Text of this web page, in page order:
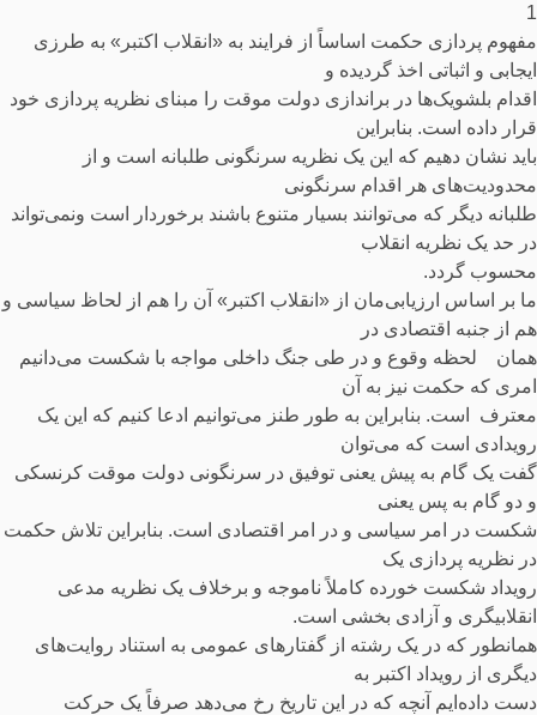
1
مفهوم پردازی حکمت اساساً از فرایند به «انقلاب اکتبر» به طرزی
ایجابی و اثباتی اخذ گردیده و
اقدام بلشویک‌ها در براندازی دولت موقت را مبنای نظریه پردازی خود
قرار داده است. بنابراین
باید نشان دهیم که این یک نظریه سرنگونی طلبانه است و از
محدودیت‌های هر اقدام سرنگونی
طلبانه دیگر که می‌توانند بسیار متنوع باشند برخوردار است ونمی‌تواند
در حد یک نظریه انقلاب
محسوب گردد.
ما بر اساس ارزیابی‌مان از «انقلاب اکتبر» آن را هم از لحاظ سیاسی و
هم از جنبه اقتصادی در
همان لحظه وقوع و در طی جنگ داخلی مواجه با شکست می‌دانیم
امری که حکمت نیز به آن
معترف است. بنابراین به طور طنز می‌توانیم ادعا کنیم که این یک
رویدادی است که می‌توان
گفت یک گام به پیش یعنی توفیق در سرنگونی دولت موقت کرنسکی
و دو گام به پس یعنی
شکست در امر سیاسی و در امر اقتصادی است. بنابراین تلاش حکمت
در نظریه پردازی یک
رویداد شکست خورده کاملاً ناموجه و برخلاف یک نظریه مدعی
انقلابیگری و آزادی بخشی است.
همانطور که در یک رشته از گفتارهای عمومی به استناد روایت‌های
دیگری از رویداد اکتبر به
دست داده‌ایم آنچه که در این تاریخ رخ می‌دهد صرفاً یک حرکت